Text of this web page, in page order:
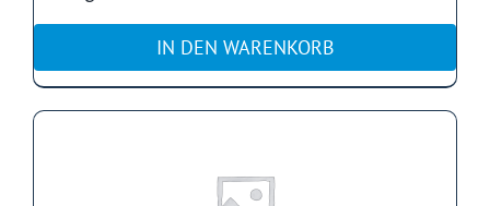
IN DEN WARENKORB